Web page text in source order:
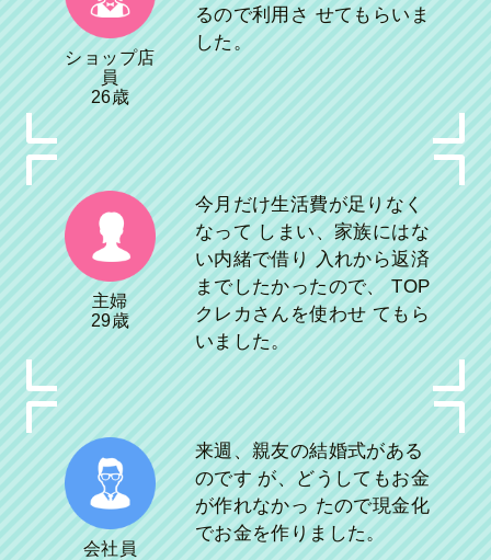
ショップ店
員
26歳
るので利用さ せてもらいま
した。
主婦
29歳
今月だけ生活費が足りなく
なって しまい、家族にはな
い内緒で借り 入れから返済
までしたかったので、 TOP
クレカさんを使わせ てもら
いました。
会社員
来週、親友の結婚式がある
のです が、どうしてもお金
が作れなかっ たので現金化
でお金を作りました。